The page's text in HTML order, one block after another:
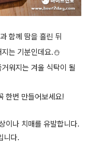
함께 땀을 흘린 뒤
는 기분인데요.⛄
워지는 겨울 식탁이 될
한번 만들어보세요!
이나 치매를 유발합니다.
니다.